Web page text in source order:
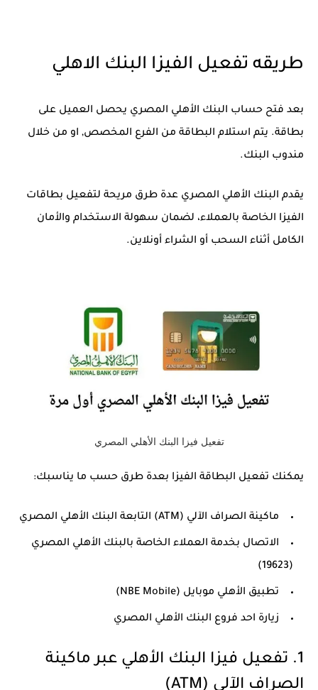
طريقه تفعيل الفيزا البنك الاهلي
بعد فتح حساب البنك الأهلي المصري يحصل العميل على
بطاقة. يتم استلام البطاقة من الفرع المخصص, او من خلال
مندوب البنك.
يقدم البنك الأهلي المصري عدة طرق مريحة لتفعيل بطاقات
الفيزا الخاصة بالعملاء، لضمان سهولة الاستخدام والأمان
الكامل أثناء السحب أو الشراء أونلاين.
تفعيل فيزا البنك الأهلي المصري
يمكنك تفعيل البطاقة الفيزا بعدة طرق حسب ما يناسبك:
ماكينة الصراف الآلي (ATM) التابعة البنك الأهلي المصري
الاتصال بخدمة العملاء الخاصة بالبنك الأهلي المصري
(19623)
تطبيق الأهلي موبايل (NBE Mobile)
زيارة احد فروع البنك الأهلي المصري
1. تفعيل فيزا البنك الأهلي عبر ماكينة
الصراف الآلي (ATM)